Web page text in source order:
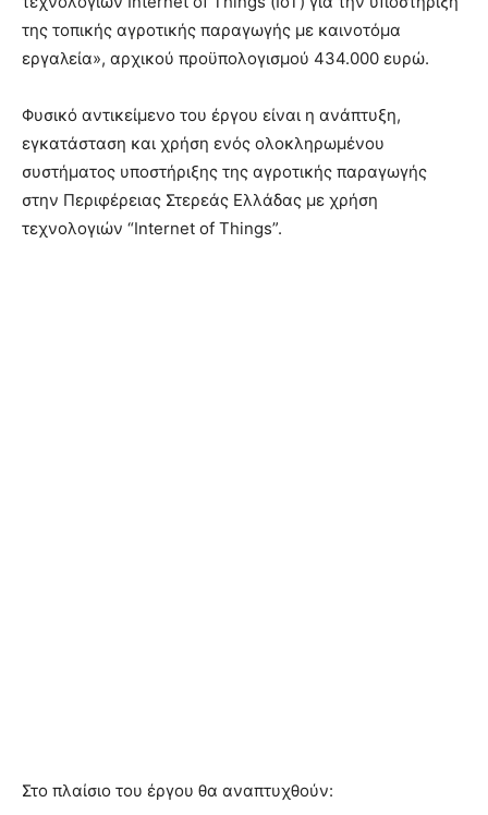
της τοπικής αγροτικής παραγωγής με καινοτόμα
εργαλεία», αρχικού προϋπολογισμού 434.000 ευρώ.
Φυσικό αντικείμενο του έργου είναι η ανάπτυξη,
εγκατάσταση και χρήση ενός ολοκληρωμένου
συστήματος υποστήριξης της αγροτικής παραγωγής
στην Περιφέρειας Στερεάς Ελλάδας με χρήση
τεχνολογιών “Internet οf Things”.
Στο πλαίσιο του έργου θα αναπτυχθούν: